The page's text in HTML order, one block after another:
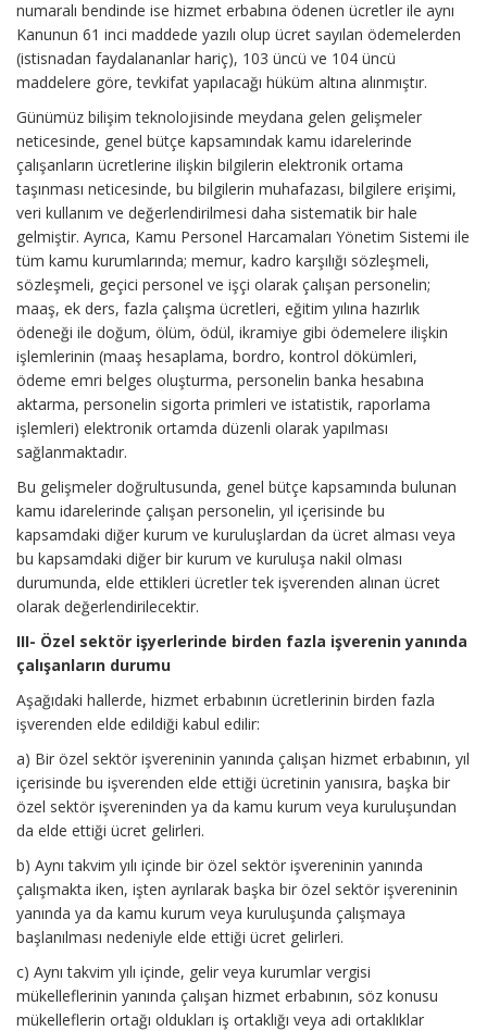
numaralı bendinde ise hizmet erbabına ödenen ücretler ile aynı
Kanunun 61 inci maddede yazılı olup ücret sayılan ödemelerden
(istisnadan faydalananlar hariç), 103 üncü ve 104 üncü
maddelere göre, tevkifat yapılacağı hüküm altına alınmıştır.
Günümüz bilişim teknolojisinde meydana gelen gelişmeler
neticesinde, genel bütçe kapsamındak kamu idarelerinde
çalışanların ücretlerine ilişkin bilgilerin elektronik ortama
taşınması neticesinde, bu bilgilerin muhafazası, bilgilere erişimi,
veri kullanım ve değerlendirilmesi daha sistematik bir hale
gelmiştir. Ayrıca, Kamu Personel Harcamaları Yönetim Sistemi ile
tüm kamu kurumlarında; memur, kadro karşılığı sözleşmeli,
sözleşmeli, geçici personel ve işçi olarak çalışan personelin;
maaş, ek ders, fazla çalışma ücretleri, eğitim yılına hazırlık
ödeneği ile doğum, ölüm, ödül, ikramiye gibi ödemelere ilişkin
işlemlerinin (maaş hesaplama, bordro, kontrol dökümleri,
ödeme emri belges oluşturma, personelin banka hesabına
aktarma, personelin sigorta primleri ve istatistik, raporlama
işlemleri) elektronik ortamda düzenli olarak yapılması
sağlanmaktadır.
Bu gelişmeler doğrultusunda, genel bütçe kapsamında bulunan
kamu idarelerinde çalışan personelin, yıl içerisinde bu
kapsamdaki diğer kurum ve kuruluşlardan da ücret alması veya
bu kapsamdaki diğer bir kurum ve kuruluşa nakil olması
durumunda, elde ettikleri ücretler tek işverenden alınan ücret
olarak değerlendirilecektir.
III- Özel sektör işyerlerinde birden fazla işverenin yanında
çalışanların durumu
Aşağıdaki hallerde, hizmet erbabının ücretlerinin birden fazla
işverenden elde edildiği kabul edilir:
a) Bir özel sektör işvereninin yanında çalışan hizmet erbabının, yıl
içerisinde bu işverenden elde ettiği ücretinin yanısıra, başka bir
özel sektör işvereninden ya da kamu kurum veya kuruluşundan
da elde ettiği ücret gelirleri.
b) Aynı takvim yılı içinde bir özel sektör işvereninin yanında
çalışmakta iken, işten ayrılarak başka bir özel sektör işvereninin
yanında ya da kamu kurum veya kuruluşunda çalışmaya
başlanılması nedeniyle elde ettiği ücret gelirleri.
c) Aynı takvim yılı içinde, gelir veya kurumlar vergisi
mükelleflerinin yanında çalışan hizmet erbabının, söz konusu
mükelleflerin ortağı oldukları iş ortaklığı veya adi ortaklıklar